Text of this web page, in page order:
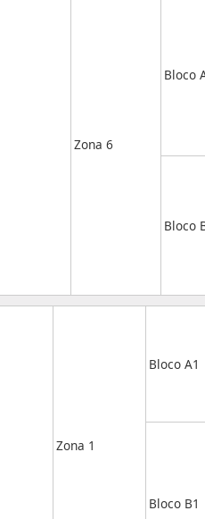
Zona 6
Bloco
Bloco
Zona 1
Bloco A1
Bloco B1